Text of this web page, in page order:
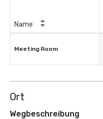
Name
Meeting Room
Ort
Wegbeschreibung